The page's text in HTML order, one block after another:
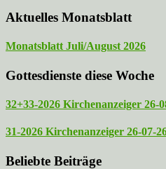
Aktuelles Monatsblatt
Monatsblatt Juli/August 2026
Gottesdienste diese Woche
32+33-2026 Kirchenanzeiger 26-
31-2026 Kirchenanzeiger 26-07-
Beliebte Beiträge